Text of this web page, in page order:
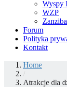
Wyspy
WZP
Forum
Polityka
Kontakt
Home
/
Atrakcje dla